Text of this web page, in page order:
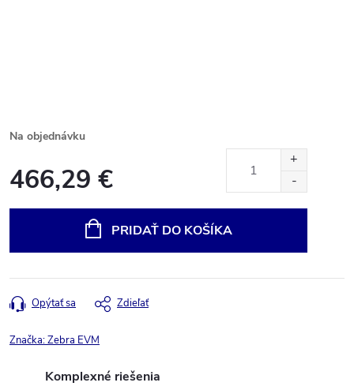
Na objednávku
466,29 €
PRIDAŤ DO KOŠÍKA
Opýtať sa Zdieľať
Značka:Zebra EVM
Komplexné riešenia